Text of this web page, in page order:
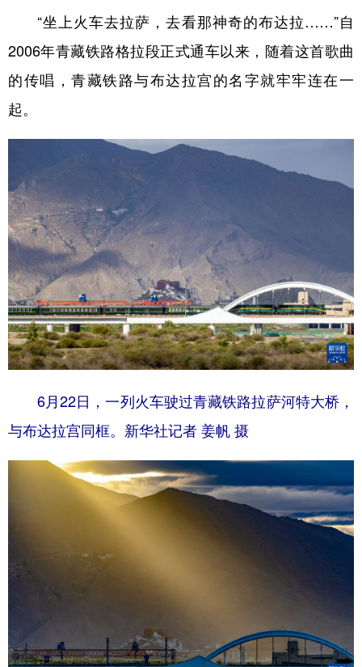
“坐上火车去拉萨，去看那神奇的布达拉……”自
2006年青藏铁路格拉段正式通车以来，随着这首歌曲
的传唱，青藏铁路与布达拉宫的名字就牢牢连在一
起。
6月22日，一列火车驶过青藏铁路拉萨河特大桥，
与布达拉宫同框。新华社记者 姜帆 摄